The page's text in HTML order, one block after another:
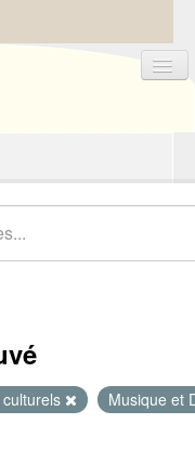
Musique et